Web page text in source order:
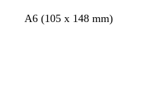
A6 (105 x 148 mm)